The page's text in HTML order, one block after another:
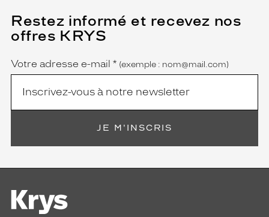
Restez informé et recevez nos
offres KRYS
Name
Votre adresse e-mail *
(Ce
champ
est
obligatoire)
(exemple : nom@mail.com)
JE M'INSCRIS